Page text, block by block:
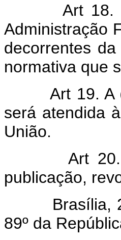
Art 18. O
Administração
decorrentes
normativa que
Art 19. A
será atendida
União.
Art 20.
publicação,
Brasília, 28
89º da